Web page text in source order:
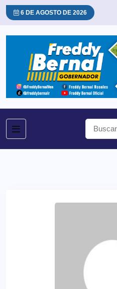
6 DE AGOSTO DE 2026